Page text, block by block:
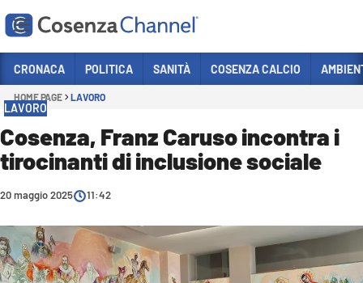
Sezioni
POLITICA
ITALIA MONDO
SANITÀ
CRONACA POLITICA SANITÀ COSENZA CALCIO
HOME PAGE LAVORO
LAVORO
Cosenza, Franz Caruso incontra i
tirocinanti di inclusione sociale
20 maggio 2025 11:42